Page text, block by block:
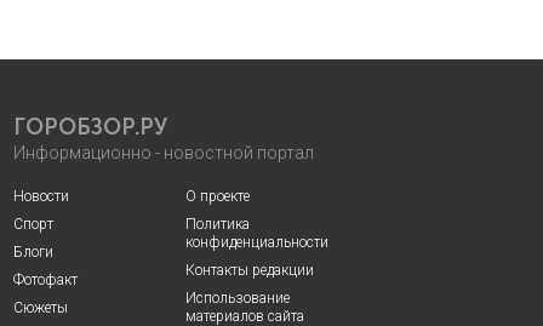
ГОРОБЗОР.РУ
Информационно - новостной портал
Новости
Спорт
Блоги
Фотофакт
Сюжеты
О проекте
Политика
конфиденциальности
Контакты редакции
Использование
материалов сайта